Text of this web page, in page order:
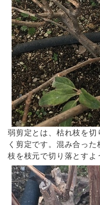
弱剪定とは、枯れ枝を切
く剪定です。混み合っ
枝を枝元で切り落とすよ